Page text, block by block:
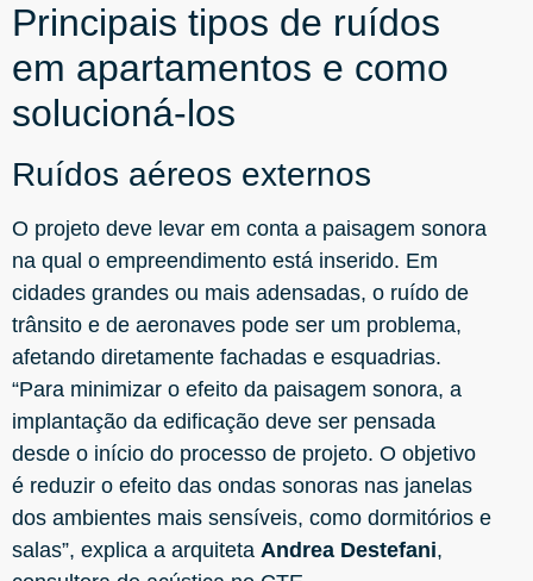
Principais tipos de ruídos
em apartamentos e como
solucioná-los
Ruídos aéreos externos
O projeto deve levar em conta a paisagem sonora
na qual o empreendimento está inserido. Em
cidades grandes ou mais adensadas, o ruído de
trânsito e de aeronaves pode ser um problema,
afetando diretamente fachadas e esquadrias.
“Para minimizar o efeito da paisagem sonora, a
implantação da edificação deve ser pensada
desde o início do processo de projeto. O objetivo
é reduzir o efeito das ondas sonoras nas janelas
dos ambientes mais sensíveis, como dormitórios e
salas”, explica a arquiteta Andrea Destefani,